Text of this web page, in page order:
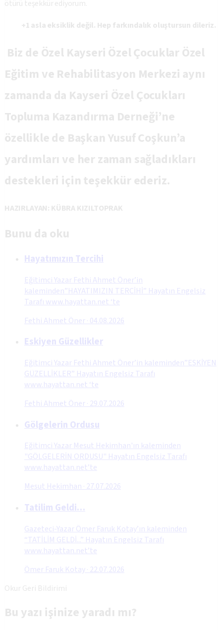
ötürü teşekkür ediyorum.
+1 asla eksiklik değil. Hep farkındalık oluştursun dileriz.
Biz de Özel Kayseri Özel Çocuklar Özel
Eğitim ve Rehabilitasyon Merkezi aynı
zamanda da Kayseri Özel Çocukları
Topluma Kazandırma Derneği’ne
özellikle de Başkan Yusuf Coşkun’a
yardımları ve her zaman sağladıkları
destekleri için teşekkür ederiz.
HAZIRLAYAN: KÜBRA KIZILTOPRAK
Bunu da oku
Hayatımızın Tercihi
Eğitimci Yazar Fethi Ahmet Öner’in
kaleminden”HAYATIMIZIN TERCİHİ” Hayatın Engelsiz
Tarafı www.hayattan.net ‘te
Fethi Ahmet Öner· 04.08.2026
Eskiyen Güzellikler
Eğitimci Yazar Fethi Ahmet Öner’in kaleminden”ESKİYEN
GÜZELLİKLER” Hayatın Engelsiz Tarafı
www.hayattan.net ‘te
Fethi Ahmet Öner· 29.07.2026
Gölgelerin Ordusu
Eğitimci Yazar Mesut Hekimhan'ın kaleminden
"GÖLGELERİN ORDUSU" Hayatın Engelsiz Tarafı
www.hayattan.net’te
Mesut Hekimhan·27.07.2026
Tatilim Geldi…
Gazeteci-Yazar Ömer Faruk Kotay’ın kaleminden
“TATİLİM GELDİ...” Hayatın Engelsiz Tarafı
www.hayattan.net’te
Ömer Faruk Kotay· 22.07.2026
Okur Geri Bildirimi
Bu yazı işinize yaradı mı?